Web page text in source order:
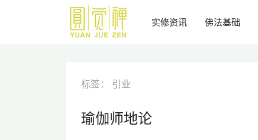
实修资讯 佛法基础
标签： 引业
瑜伽师地论